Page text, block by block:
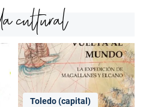
cultural
Toledo (capital)